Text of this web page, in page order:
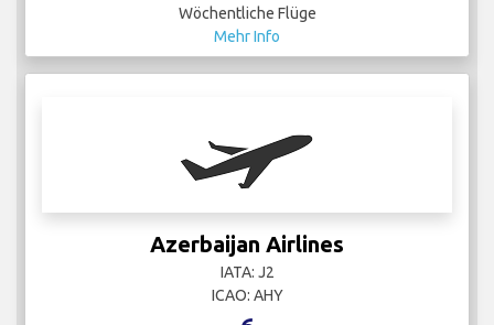
Wöchentliche Flüge
Mehr Info
Azerbaijan Airlines
IATA: J2
ICAO: AHY